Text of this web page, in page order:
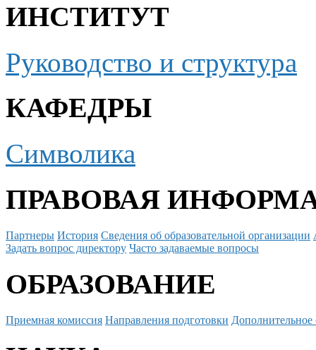
ИНСТИТУТ
Руководство и структура
КАФЕДРЫ
Символика
ПРАВОВАЯ
Партнеры История Сведения об образовательной организации
Задать вопрос директору Часто задаваемые вопросы
ОБРАЗОВАНИЕ
Приемная комиссия Направления подготовки Дополнительное